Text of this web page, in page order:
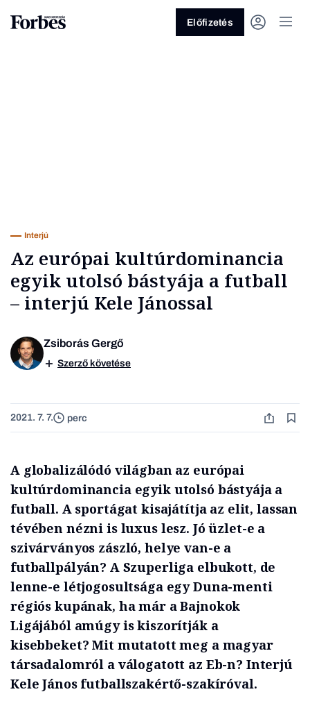
Előfizetés
Interjú
Az európai kultúrdominancia
egyik utolsó bástyája a futball
– interjú Kele Jánossal
Zsiborás Gergő
Szerző követése
2021. 7. 7. perc
A globalizálódó világban az európai
kultúrdominancia egyik utolsó bástyája a
futball. A sportágat kisajátítja az elit, lassan
tévében nézni is luxus lesz. Jó üzlet-e a
szivárványos zászló, helye van-e a
futballpályán? A Szuperliga elbukott, de
lenne-e létjogosultsága egy Duna-menti
régiós kupának, ha már a Bajnokok
Ligájából amúgy is kiszorítják a
kisebbeket? Mit mutatott meg a magyar
társadalomról a válogatott az Eb-n? Interjú
Kele János futballszakértő-szakíróval.